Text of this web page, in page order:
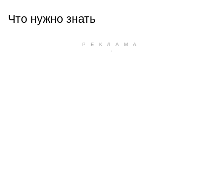
Что нужно знать